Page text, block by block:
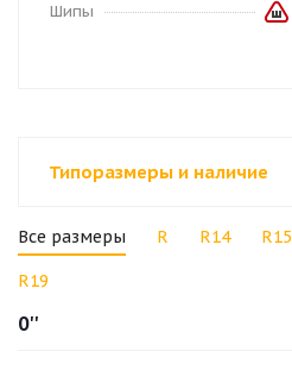
Шипы
Типоразмеры и наличие
Все размеры R R14 R15
R19
0''